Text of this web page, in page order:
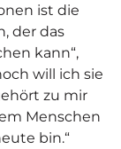
ist die
der das
kann“,
will ich sie
zu mir
Menschen
bin.“